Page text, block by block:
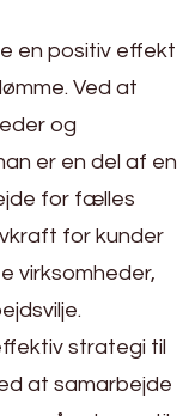
en positiv effekt
Ved at
og
er en del af en
for fælles
for kunder
virksomheder,
strategi til
at samarbejde